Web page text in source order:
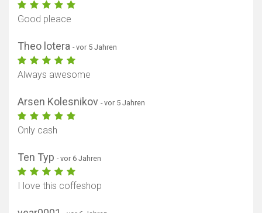
Good pleace
Theo lotera - vor 5 Jahren
Always awesome
Arsen Kolesnikov - vor 5 Jahren
Only cash
Ten Typ - vor 6 Jahren
I love this coffeshop